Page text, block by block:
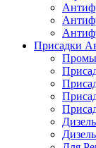
Присадки